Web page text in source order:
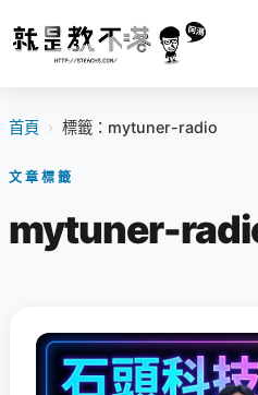
首頁 › 標籤：mytuner-radio
文章標籤
mytuner-